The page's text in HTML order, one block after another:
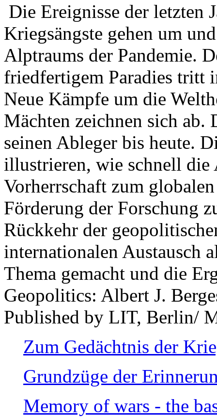
Die Ereignisse der letzten
Kriegsängste gehen um
Alptraums der Pandemie.
friedfertigem Paradies tritt
Neue Kämpfe um die
Mächten zeichnen sich
seinen Ableger bis heute.
illustrieren, wie schnell die
Vorherrschaft zum
Förderung der Forschung
Rückkehr der
internationalen Austausch
Thema gemacht und die
Geopolitics: Albert J.
Published by LIT, Berlin/
Zum Gedächtnis der
Grundzüge der
Memory of wars - the